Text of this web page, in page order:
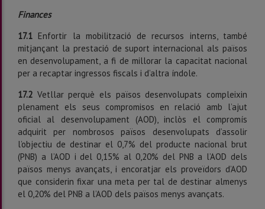
Finances
17.1 Enfortir la mobilització de recursos interns, també
mitjançant la prestació de suport internacional als països
en desenvolupament, a fi de millorar la capacitat nacional
per a recaptar ingressos fiscals i d’altra índole.
17.2 Vetllar perquè els països desenvolupats compleixin
plenament els seus compromisos en relació amb l’ajut
oficial al desenvolupament (AOD), inclòs el compromís
adquirit per nombrosos països desenvolupats d’assolir
l’objectiu de destinar el 0,7% del producte nacional brut
(PNB) a l’AOD i del 0,15% al 0,20% del PNB a l’AOD dels
països menys avançats, i encoratjar els proveïdors d’AOD
que considerin fixar una meta per tal de destinar almenys
el 0,20% del PNB a l’AOD dels països menys avançats.